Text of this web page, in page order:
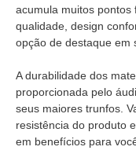
acumula muitos pontos
qualidade, design
opção de destaque em
A durabilidade dos
proporcionada pelo
seus maiores trunfos.
resistência do produto
em benefícios para